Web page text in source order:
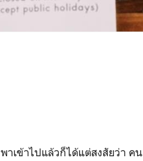
เข้าไปแล้วก็ได้แต่สงสัยว่า คน